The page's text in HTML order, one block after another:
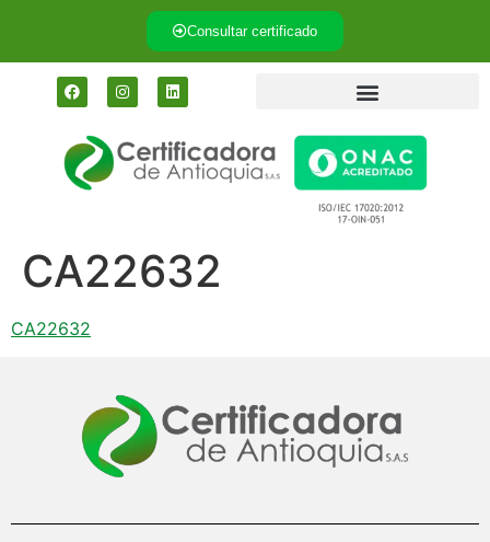
Consultar certificado
CA22632
CA22632